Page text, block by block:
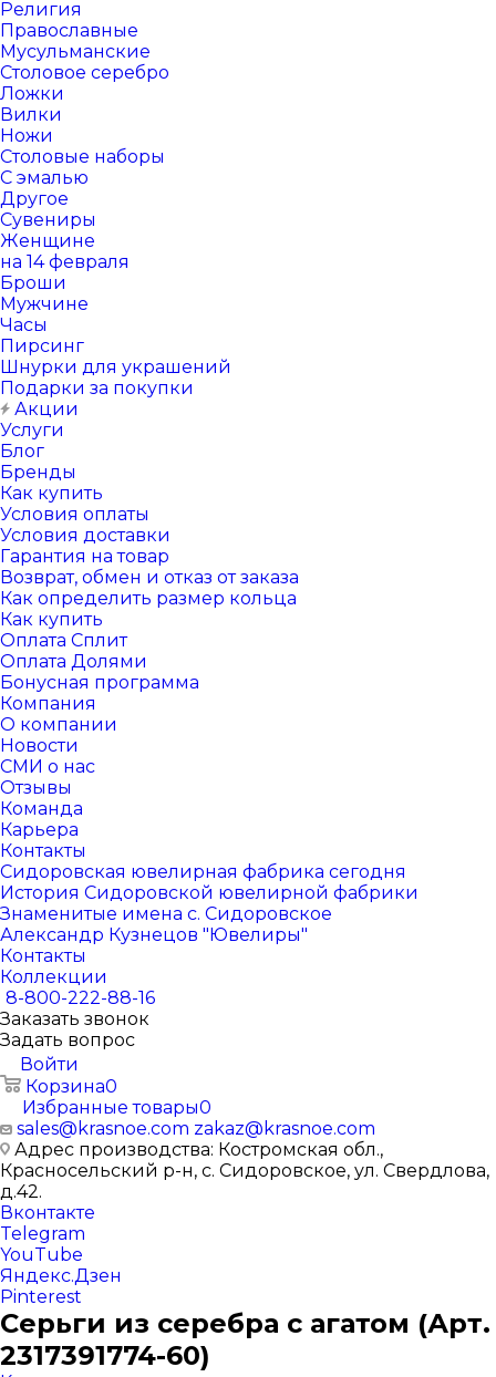
Религия
Православные
Мусульманские
Столовое серебро
Ложки
Вилки
Ножи
Столовые наборы
С эмалью
Другое
Сувениры
Женщине
на 14 февраля
Броши
Мужчине
Часы
Пирсинг
Шнурки для украшений
Подарки за покупки
Акции
Услуги
Блог
Бренды
Как купить
Условия оплаты
Условия доставки
Гарантия на товар
Возврат, обмен и отказ от заказа
Как определить размер кольца
Как купить
Оплата Сплит
Оплата Долями
Бонусная программа
Компания
О компании
Новости
СМИ о нас
Отзывы
Команда
Карьера
Контакты
Сидоровская ювелирная фабрика сегодня
История Сидоровской ювелирной фабрики
Знаменитые имена с. Сидоровское
Александр Кузнецов "Ювелиры"
Контакты
Коллекции
8-800-222-88-16
Заказать звонок
Задать вопрос
Войти
Корзина0
Избранные товары0
sales@krasnoe.com zakaz@krasnoe.com
Адрес производства: Костромская обл.,
Красносельский р-н, с. Сидоровское, ул. Свердлова,
д.42.
Вконтакте
Telegram
YouTube
Яндекс.Дзен
Pinterest
Серьги из серебра с агатом (Арт.
2317391774-60)